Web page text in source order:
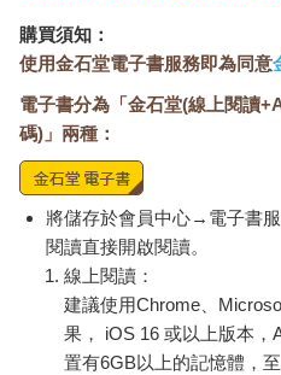
購買須知：
使用金石堂電子書服務即為同意
電子書分為「金石堂(線上閱讀
碼)」兩種：
將儲存於會員中心→電子書
閱讀直接開啟閱讀。
線上閱讀：
建議使用Chrome、
果， iOS 16 或以上版本，
置有6GB以上的記憶體，